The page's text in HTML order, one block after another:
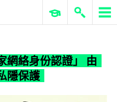
ERP 與商業 AI
網絡身份認證」 由
隱保護